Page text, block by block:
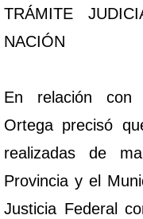
TRÁMITE
NACIÓN
En relación con
Ortega precisó
realizadas de
Provincia y el
Justicia Federal